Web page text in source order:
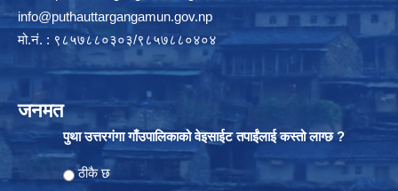
info@puthauttargangamun.gov.np
मो.नं. : ९८५७८८०३०३/९८५७८८०४०४
जनमत
पुथा उत्तरगंगा गाँउपालिकाको वेइसाईट तपाईंलाई कस्तो लाग्छ ?
Choices
ठीकै छ